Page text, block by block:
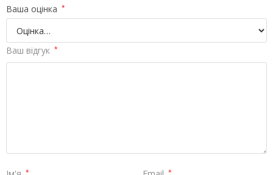
Ваша оцінка *
Ваш відгук *
* *